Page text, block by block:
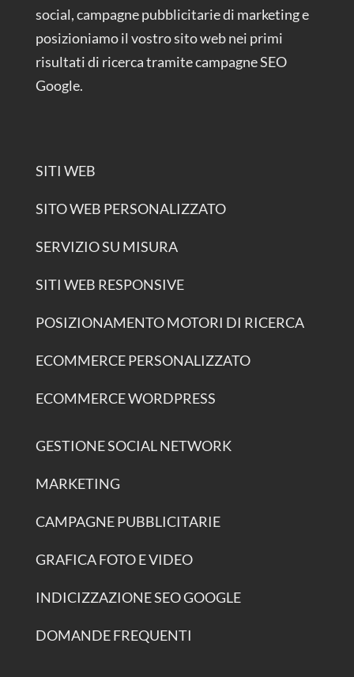
social, campagne pubblicitarie di marketing e
posizioniamo il vostro sito web nei primi
risultati di ricerca tramite campagne SEO
Google.
SITI WEB
SITO WEB PERSONALIZZATO
SERVIZIO SU MISURA
SITI WEB RESPONSIVE
POSIZIONAMENTO MOTORI DI RICERCA
ECOMMERCE PERSONALIZZATO
ECOMMERCE WORDPRESS
GESTIONE SOCIAL NETWORK
MARKETING
CAMPAGNE PUBBLICITARIE
GRAFICA FOTO E VIDEO
INDICIZZAZIONE SEO GOOGLE
DOMANDE FREQUENTI